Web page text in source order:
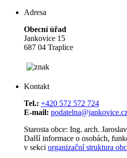
Adresa
Obecní úřad
Jankovice 15
687 04 Traplice
Kontakt
Tel.: +420 572 572 724
E-mail:
Starosta obce: Ing. arch.
Další informace o osobách,
v sekci organizační struktura